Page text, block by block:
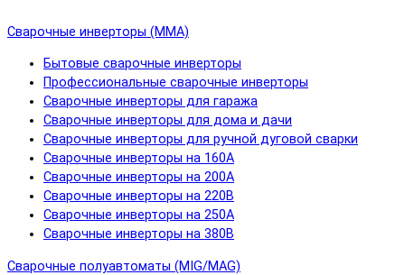
Сварочные инверторы (MMA)
Бытовые сварочные инверторы
Профессиональные сварочные инверторы
Сварочные инверторы для гаража
Сварочные инверторы для дома и дачи
Сварочные инверторы для ручной дуговой сварки
Сварочные инверторы на 160А
Сварочные инверторы на 200А
Сварочные инверторы на 220В
Сварочные инверторы на 250А
Сварочные инверторы на 380В
Сварочные полуавтоматы (MIG/MAG)